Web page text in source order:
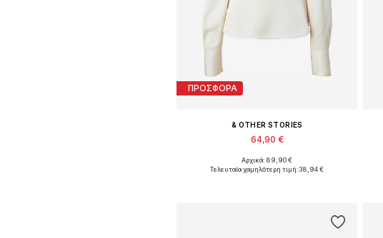
ΠΡΟΣΦΟΡΑ
& OTHER STORIES
64,90 €
Διαθέσιμα μεγέθη: S, M, L
Αρχικά: 89,90 €
Τελευταία χαμηλότερη τιμή:38,94 €